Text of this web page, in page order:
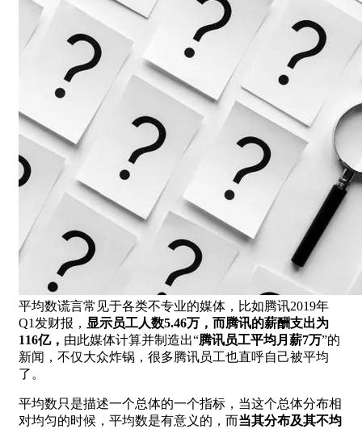
平均数谎言常见于各类不专业的媒体，比如腾讯2019年
Q1发财报， 显示员工人数5.46万，而腾讯的薪酬支出为
116亿， 由此媒体计算并制造出“腾讯员工平均月薪7万”的
新闻，不仅大众炸锅，很多腾讯员工也直呼自己被平均
了。
平均数只是描述一个总体的一个指标，当这个总体分布相
对均匀的时候，平均数是有意义的，而当其分布及其不均